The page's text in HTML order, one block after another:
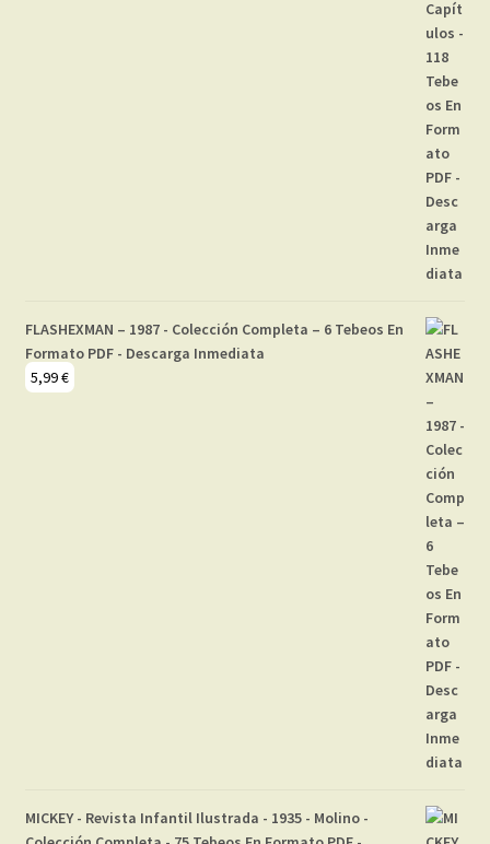
FLASHEXMAN – 1987 - Colección Completa – 6 Tebeos En
Formato PDF - Descarga Inmediata
5,99€
MICKEY - Revista Infantil Ilustrada - 1935 - Molino -